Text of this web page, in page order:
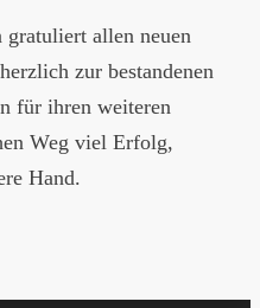
allen neuen
zur bestandenen
für ihren weiteren
Weg viel Erfolg,
Hand.